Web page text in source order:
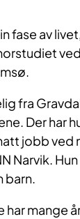
fase av
fra
Der har
jobb ved
Narvik.
barn.
har mange